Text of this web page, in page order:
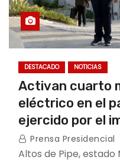
DESTACADO NOTICIAS
Activan cuarto
eléctrico en el
ejercido por el
Prensa Presidencial
Altos de Pipe, estado